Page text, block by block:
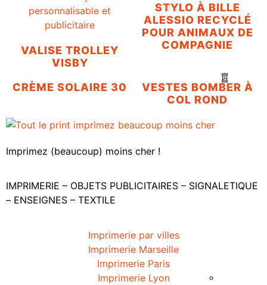
VALISE TROLLEY
VISBY
STYLO À BILLE
ALESSIO RECYCLÉ
POUR ANIMAUX DE
COMPAGNIE
CRÈME SOLAIRE 30
VESTES BOMBER À
COL ROND
Imprimez (beaucoup) moins cher !
IMPRIMERIE – OBJETS PUBLICITAIRES – SIGNALETIQUE
– ENSEIGNES – TEXTILE
Imprimerie par villes
Imprimerie Marseille
Imprimerie Paris
Imprimerie Lyon